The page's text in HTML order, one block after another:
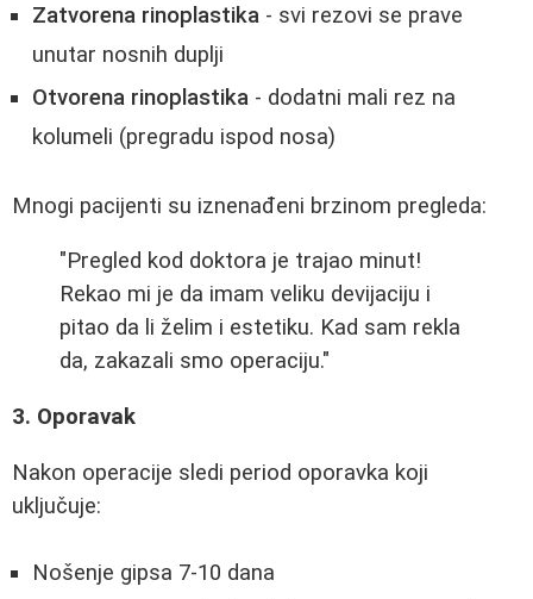
Zatvorena rinoplastika - svi rezovi se prave
unutar nosnih duplji
Otvorena rinoplastika - dodatni mali rez na
kolumeli (pregradu ispod nosa)
Mnogi pacijenti su iznenađeni brzinom pregleda:
"Pregled kod doktora je trajao minut!
Rekao mi je da imam veliku devijaciju i
pitao da li želim i estetiku. Kad sam rekla
da, zakazali smo operaciju."
3. Oporavak
Nakon operacije sledi period oporavka koji
uključuje:
Nošenje gipsa 7-10 dana